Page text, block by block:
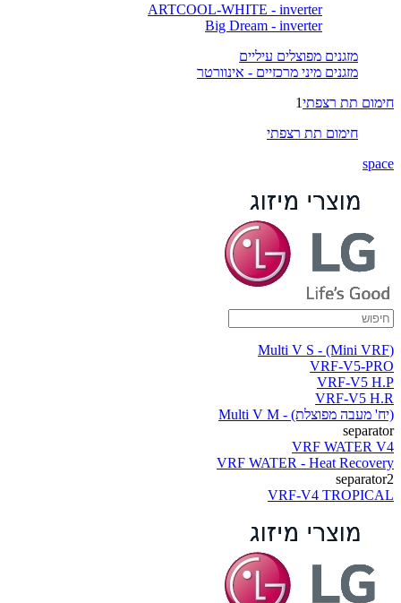
ARTCOOL-WHITE - inverter
Big Dream - inverter
מזגנים מפוצלים עיליים
מזגנים מיני מרכזיים - אינוורטר
חימום תת רצפתי1
חימום תת רצפתי
space
(Multi V S - (Mini VRF
VRF-V5-PRO
VRF-V5 H.P
VRF-V5 H.R
(יח' מעבה מפוצלת) - Multi V M
separator
VRF WATER V4
VRF WATER - Heat Recovery
separator2
VRF-V4 TROPICAL